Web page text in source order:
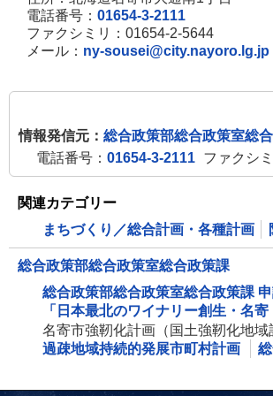
電話番号： 01654-3-2111
ファクシミリ：01654-2-5644
メール： ny-sousei@city.nayoro.lg.jp
情報発信元： 総合政策部総合政策室総
電話番号： 01654-3-2111 ファクシ
関連カテゴリー
まちづくり／総合計画・各種計画
総合政策部総合政策室総合政策課
総合政策部総合政策室総合政策課
「日本最北のワイナリー創生・名
名寄市強靭化計画（国土強靭化地域
過疎地域持続的発展市町村計画